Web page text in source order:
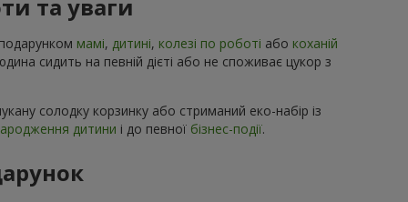
та уваги
мамі, дитині, колезі по роботі або коханій
сидить на певній дієті або не споживає цукор з
солодку корзинку або стриманий еко-набір із
дитини і до певної бізнес-події.